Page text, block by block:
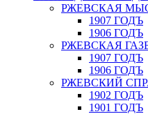
РЖЕВСКАЯ
1907 ГОДЪ
1906 ГОДЪ
РЖЕВСКАЯ
1907 ГОДЪ
1906 ГОДЪ
РЖЕВСКИЙ
1902 ГОДЪ
1901 ГОДЪ